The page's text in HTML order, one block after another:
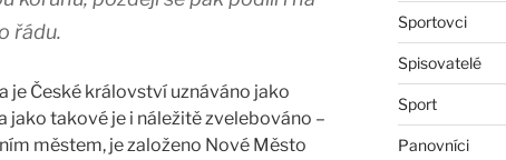
řádu.
je České království uznáváno jako
takové je i náležitě zvelebováno –
městem, je založeno Nové Město
Sportovci
Spisovatelé
Sport
Panovníci